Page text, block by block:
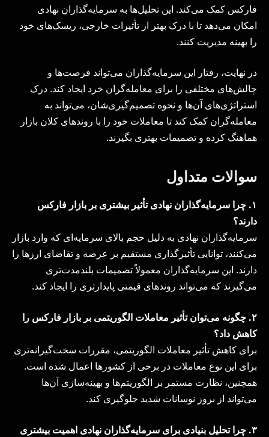
فارکس کمک می‌کند. این تحلیل‌ها به سرمایه‌گذاران نهادی
امکان می‌دهد تا با درک بهتر از تأثیرات خارجی، ریسک‌های خود
را بهینه مدیریت کنند.
در نهایت، رفتار این سرمایه‌گذاران می‌تواند فرصت‌ها و
چالش‌های مختلفی را برای معامله‌گران خرد ایجاد کند. درک
استراتژی‌های آن‌ها و نحوه تصمیم‌گیری‌شان، می‌تواند به
معامله‌گران کمک کند تا معاملات خود را با روندهای کلان بازار
هماهنگ کرده و تصمیمات بهتری بگیرند.
سوالات متداول
۱. چرا سرمایه‌گذاران نهادی تأثیر بیشتری بر بازار فارکس
دارند؟
سرمایه‌گذاران نهادی به دلیل حجم بالای سرمایه‌ای که وارد بازار
می‌کنند، توانایی تأثیرگذاری مستقیم بر عرضه و تقاضای ارزها را
دارند. این سرمایه‌گذاران معمولاً تصمیمات بلندمدت‌تری
می‌گیرند که می‌تواند روندهای قیمتی پایدارتری را ایجاد کند.
۲. چگونه می‌توان تأثیر معاملات الگوریتمی بر بازار فارکس را
کاهش داد؟
برای کاهش تأثیر معاملات الگوریتمی، مقررات سخت‌گیرانه‌تری
برای این نوع معاملات در برخی از کشورها اعمال شده است.
همچنین، نظارت مستمر بر الگوریتم‌ها و بهینه‌سازی آن‌ها
می‌تواند از بروز نوسانات شدید جلوگیری کند.
۳. چرا تحلیل بنیادی برای سرمایه‌گذاران نهادی اهمیت بیشتری